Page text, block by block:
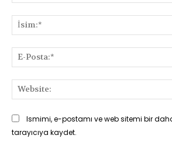
Ismimi, e-postamı ve web sitemi bir
tarayıcıya kaydet.